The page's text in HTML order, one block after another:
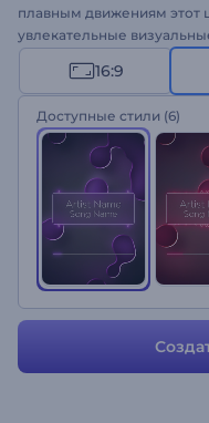
плавным движениям этот
увлекательные
вас под рукой, позволяя
соответствии со стилем
Загрузите свой трек,
наблюдайте, как звуки
Идеально подходит для
синглов, YouTube каналов
Попробуйте прямо сейчас!
16:9
Доступные стили (6)